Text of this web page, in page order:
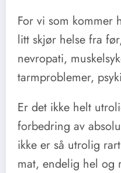
For vi som kommer
litt skjør helse fra
nevropati,
tarmproblemer,
Er det ikke helt
forbedring av
ikke er så utrolig
mat, endelig hel og